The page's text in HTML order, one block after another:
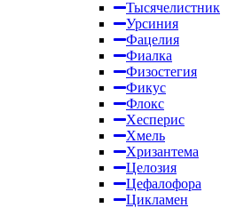
Тысячелистник
Урсиния
Фацелия
Фиалка
Физостегия
Фикус
Флокс
Хесперис
Хмель
Хризантема
Целозия
Цефалофора
Цикламен